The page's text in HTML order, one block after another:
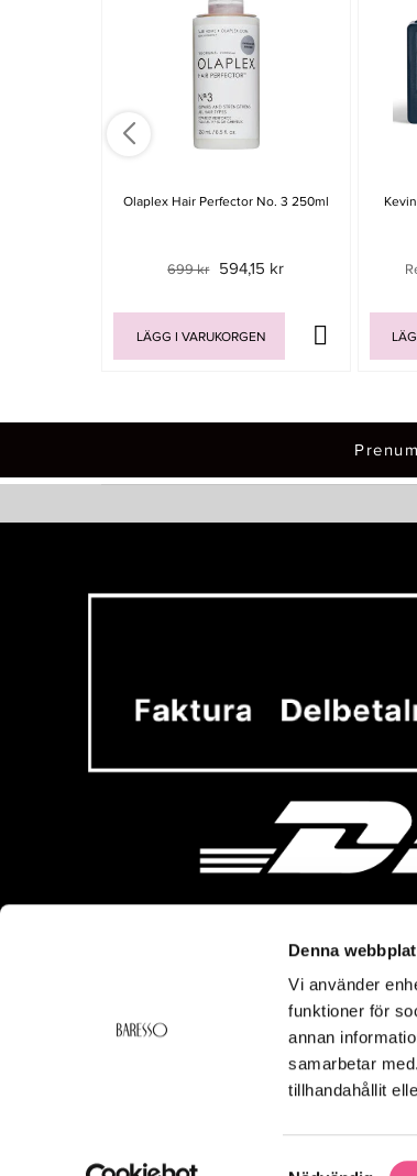
Denna
Vi använder
funktioner för
annan
samarbetar
tillhandahållit
Samtyckesval
Olaplex Hair Perfector No. 3 250ml
699 kr 594,15 kr
LÄGG I VARUKORGEN
Kontakt